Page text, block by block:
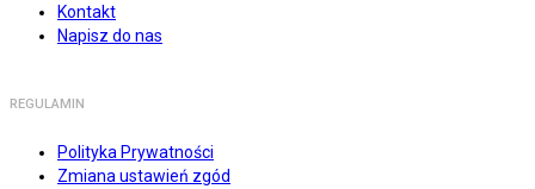
Kontakt
Napisz do nas
REGULAMIN
Polityka Prywatności
Zmiana ustawień zgód